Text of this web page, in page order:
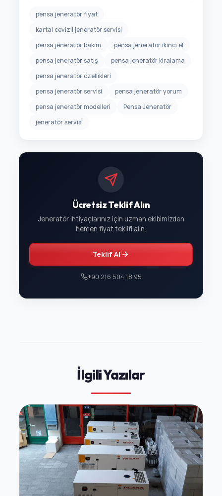
pensa jeneratör fiyat
kartal cevizli jeneratör servisi
pensa jeneratör bakım
pensa jeneratör ikinci el
pensa jeneratör satış
pensa jeneratör kiralama
pensa jeneratör özellikleri
pensa jeneratör servisi
pensa jeneratör yorum
pensa jeneratör modelleri
Pensa Jeneratör
jeneratör servisi
Ücretsiz Teklif Alın
Jeneratör ihtiyaçlarınız için uzman ekibimizden
hemen fiyat teklifi alın.
Teklif Al
+90 216 504 18 95
İlgili Yazılar